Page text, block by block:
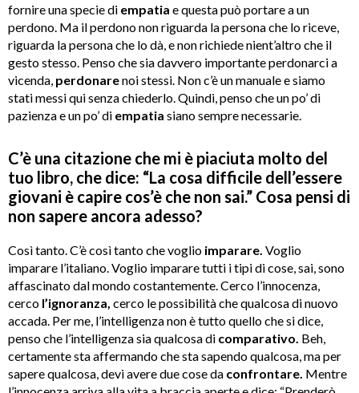
fornire una specie di empatia e questa può portare a un
perdono. Ma il perdono non riguarda la persona che lo riceve,
riguarda la persona che lo dà, e non richiede nient’altro che il
gesto stesso. Penso che sia davvero importante perdonarci a
vicenda, perdonarenoi stessi. Non c’è un manuale e siamo
stati messi qui senza chiederlo. Quindi, penso che un po’ di
pazienza e un po’ di empatia siano sempre necessarie.
C’è una citazione che mi è piaciuta molto del
tuo libro, che dice: “La cosa difficile dell’essere
giovani è capire cos’è che non sai.” Cosa pensi di
non sapere ancora adesso?
Così tanto. C’è così tanto che voglio imparare. Voglio
imparare l’italiano. Voglio imparare tutti i tipi di cose, sai, sono
affascinato dal mondo costantemente.Cerco l’innocenza,
cerco l’ignoranza, cerco le possibilità che qualcosa di nuovo
accada. Per me, l’intelligenza non è tutto quello che si dice,
penso che l’intelligenza sia qualcosa di comparativo. Beh,
certamente sta affermando che sta sapendo qualcosa, ma per
sapere qualcosa, devi avere due cose da confrontare. Mentre